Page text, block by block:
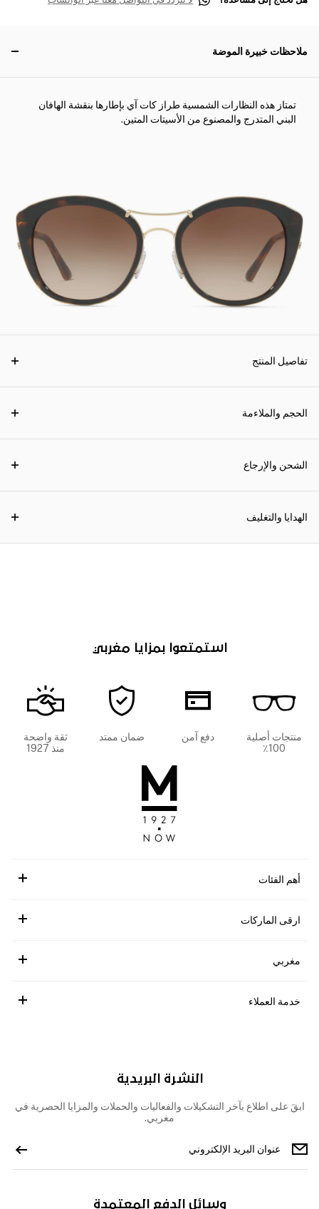
ملاحظات خبيرة الموضة
تمتاز هذه النظارات الشمسية طراز كات آي بإطارها بنقشة الهافان
البني المتدرج والمصنوع من الأسيتات المتين.
تفاصيل المنتج
الحجم والملاءمة
الشحن والإرجاع
الهدايا والتغليف
استمتعوا بمزايا مغربي
منتجات أصلية
100٪
دفع آمن ضمان ممتد
ثقة واضحة
منذ 1927
أهم الفئات
ارقى الماركات
مغربي
خدمة العملاء
النشرة البريدية
ابقَ على اطلاع بآخر التشكيلات والفعاليات والحملات والمزايا الحصرية في
مغربي.
وسائل الدفع المعتمدة